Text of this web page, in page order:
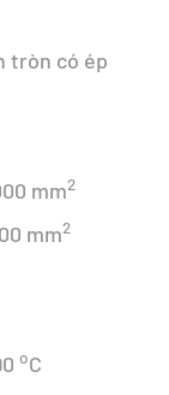
tròn có ép
mm2
mm2
oC